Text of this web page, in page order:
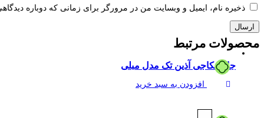
ذخیره نام، ایمیل و وبسایت من در مرورگر برای زمانی که دوباره
محصولات مرتبط
جا اسکاجی آذین تک مدل مبلی
افزودن به سبد خرید